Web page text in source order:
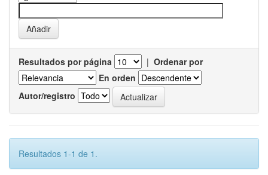
Resultados por página | Ordenar por
En orden
Autor/registro
Resultados 1-1 de 1.